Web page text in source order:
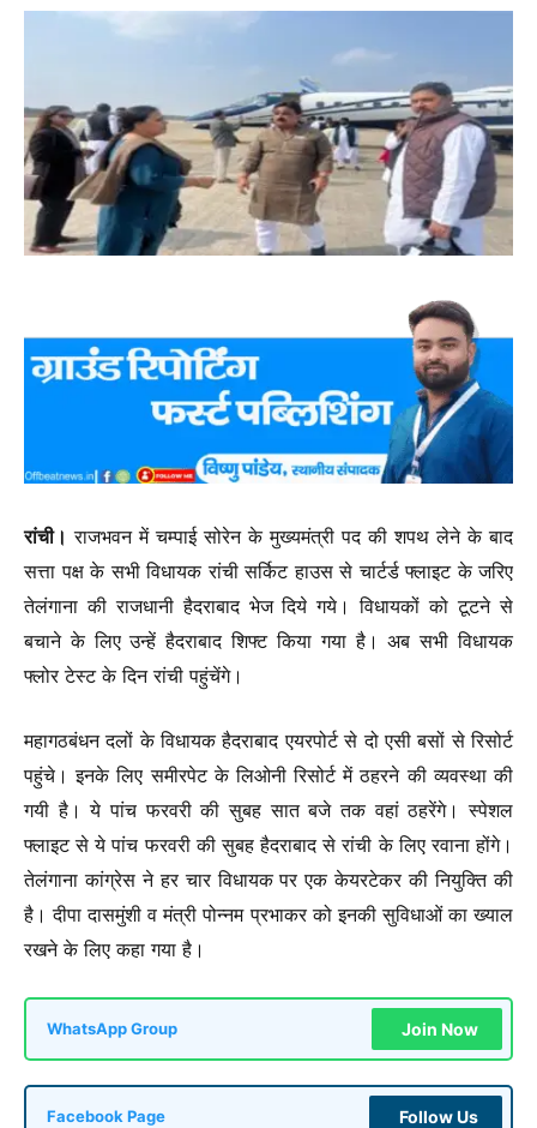
रांची। राजभवन में चम्पाई सोरेन के मुख्यमंत्री पद की शपथ लेने के बाद
सत्ता पक्ष के सभी विधायक रांची सर्किट हाउस से चार्टर्ड फ्लाइट के जरिए
तेलंगाना की राजधानी हैदराबाद भेज दिये गये। विधायकों को टूटने से
बचाने के लिए उन्हें हैदराबाद शिफ्ट किया गया है। अब सभी विधायक
फ्लोर टेस्ट के दिन रांची पहुंचेंगे।
महागठबंधन दलों के विधायक हैदराबाद एयरपोर्ट से दो एसी बसों से रिसोर्ट
पहुंचे। इनके लिए समीरपेट के लिओनी रिसोर्ट में ठहरने की व्यवस्था की
गयी है। ये पांच फरवरी की सुबह सात बजे तक वहां ठहरेंगे। स्पेशल
फ्लाइट से ये पांच फरवरी की सुबह हैदराबाद से रांची के लिए रवाना होंगे।
तेलंगाना कांग्रेस ने हर चार विधायक पर एक केयरटेकर की नियुक्ति की
है। दीपा दासमुंशी व मंत्री पोन्नम प्रभाकर को इनकी सुविधाओं का ख्याल
रखने के लिए कहा गया है।
WhatsApp Group Join Now
Facebook Page Follow Us